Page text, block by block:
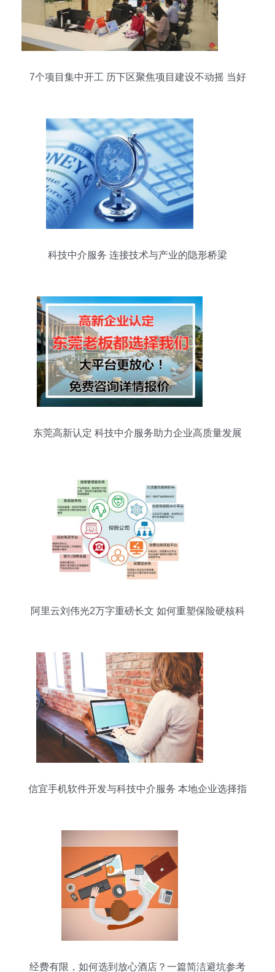
7个项目集中开工 历下区聚焦项目建设不动摇 当好
科技中介服务 连接技术与产业的隐形桥梁
东莞高新认定 科技中介服务助力企业高质量发展
阿里云刘伟光2万字重磅长文 如何重塑保险硬核科
信宜手机软件开发与科技中介服务 本地企业选择指
经费有限，如何选到放心酒店？一篇简洁避坑参考